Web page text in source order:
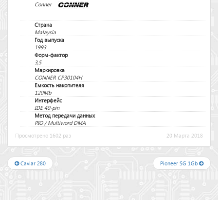
Conner
Страна
Malaysia
Год выпуска
1993
Форм-фактор
3,5
Маркировка
CONNER CP30104H
Емкость накопителя
120Mb
Интерфейс
IDE 40-pin
Метод передачи данных
PIO / Multiword DMA
Просмотрено 1602 раз
20 Марта 2018
Caviar 280 Pioneer SG 1Gb